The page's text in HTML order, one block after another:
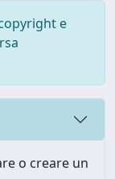
e
o creare un